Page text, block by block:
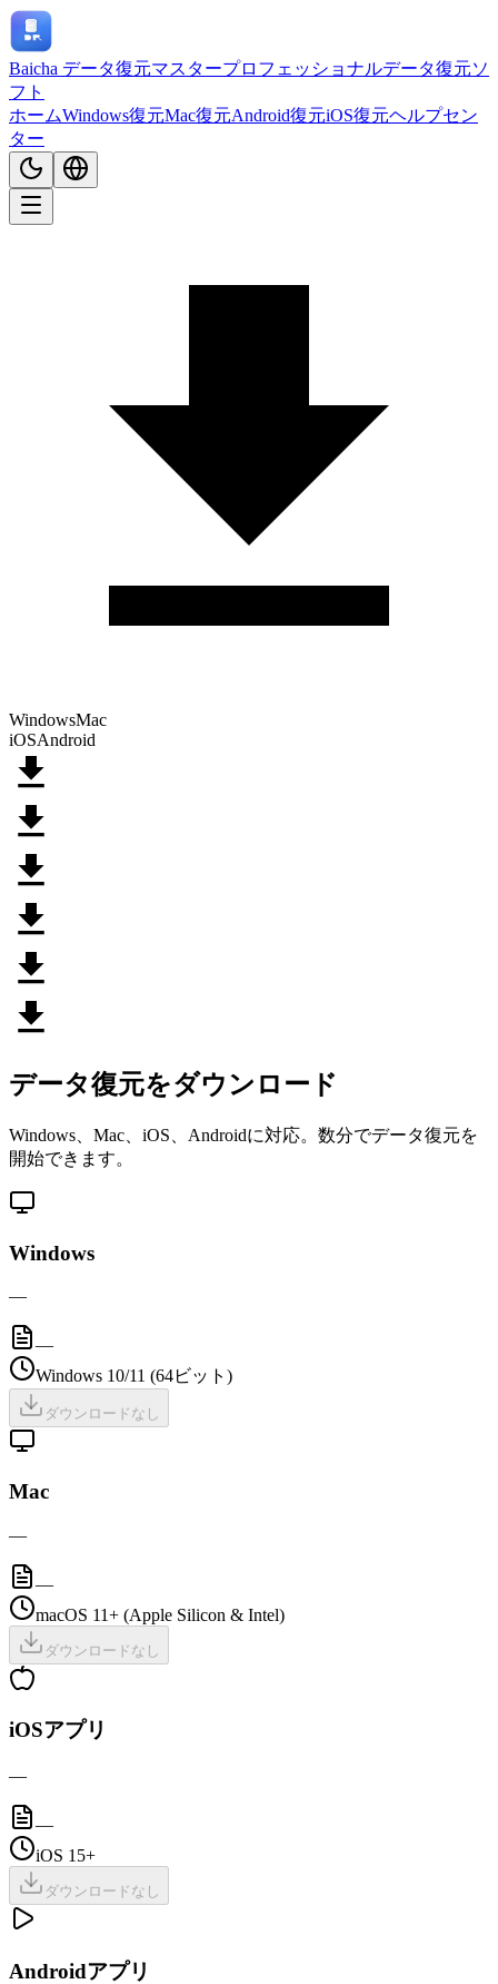
Baicha データ復元マスタープロフェッショナルデータ復元ソ
フト
ホームWindows復元Mac復元Android復元iOS復元ヘルプセン
ター
WindowsMac
iOSAndroid
データ復元をダウンロード
Windows、Mac、iOS、Androidに対応。数分でデータ復元を
開始できます。
Windows
—
—
Windows 10/11 (64ビット)
ダウンロードなし
Mac
—
—
macOS 11+ (Apple Silicon & Intel)
ダウンロードなし
iOSアプリ
—
—
iOS 15+
ダウンロードなし
Androidアプリ